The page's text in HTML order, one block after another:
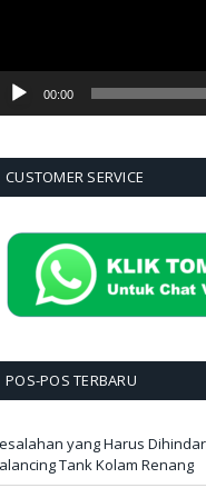
00:00
CUSTOMER SERVICE
POS-POS TERBARU
yang Harus
Tank Kolam Renang